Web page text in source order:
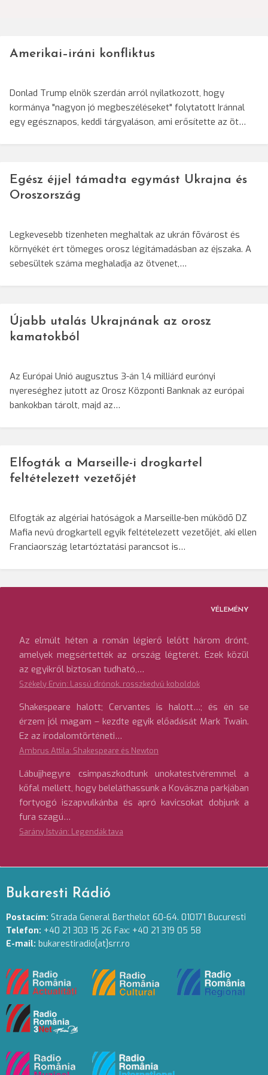
Amerikai–iráni konfliktus
Donlad Trump elnök szerdán arról nyilatkozott, hogy
kormánya "nagyon jó megbeszéléseket" folytatott Iránnal
egy egésznapos, keddi tárgyaláson, ami erősítette az öt…
Egész éjjel támadta egymást Ukrajna és
Oroszország
Legkevesebb tizenheten meghaltak az ukrán fõvárost és
környékét ért tömeges orosz légitámadásban az éjszaka. A
sebesültek száma meghaladja az ötvenet,…
Újabb utalás Ukrajnának az orosz
kamatokból
Az Európai Unió augusztus 3-án 1,4 milliárd eurónyi
nyereséghez jutott az Orosz Központi Banknak az európai
bankokban tárolt, majd az…
Elfogták a Marseille-i drogkartel
feltételezett vezetőjét
Elfogták az algériai hatóságok a Marseille-ben mûködõ DZ
Mafia nevû drogkartell egyik feltételezett vezetõjét, aki ellen
Franciaország letartóztatási parancsot is…
VÉLEMÉNY
Az elmúlt héten a román légierő lelőtt három drónt,
amelyek megsértették az ország légterét. Ezek közül
az egyikről biztosan tudható,…
Székely Ervin: Lassú drónok, rosszkedvű koboldok
Shakespeare halott; Cervantes is halott…; és én se
érzem jól magam – kezdte egyik előadását Mark Twain.
Ez az irodalomtörténeti…
Ambrus Attila: Shakespeare és Newton
Lábujjhegyre csimpaszkodtunk unokatestvéremmel a
kőfal mellett, hogy beleláthassunk a Kovászna parkjában
fortyogó iszapvulkánba és apró kavicsokat dobjunk a
fura szagú…
Sarány István: Legendák tava
Bukaresti Rádió
Postacím: Strada General Berthelot 60-64. 010171 Bucuresti
Telefon: +40 21 303 15 26 Fax: +40 21 319 05 58
E-mail: bukarestiradio[at]srr.ro